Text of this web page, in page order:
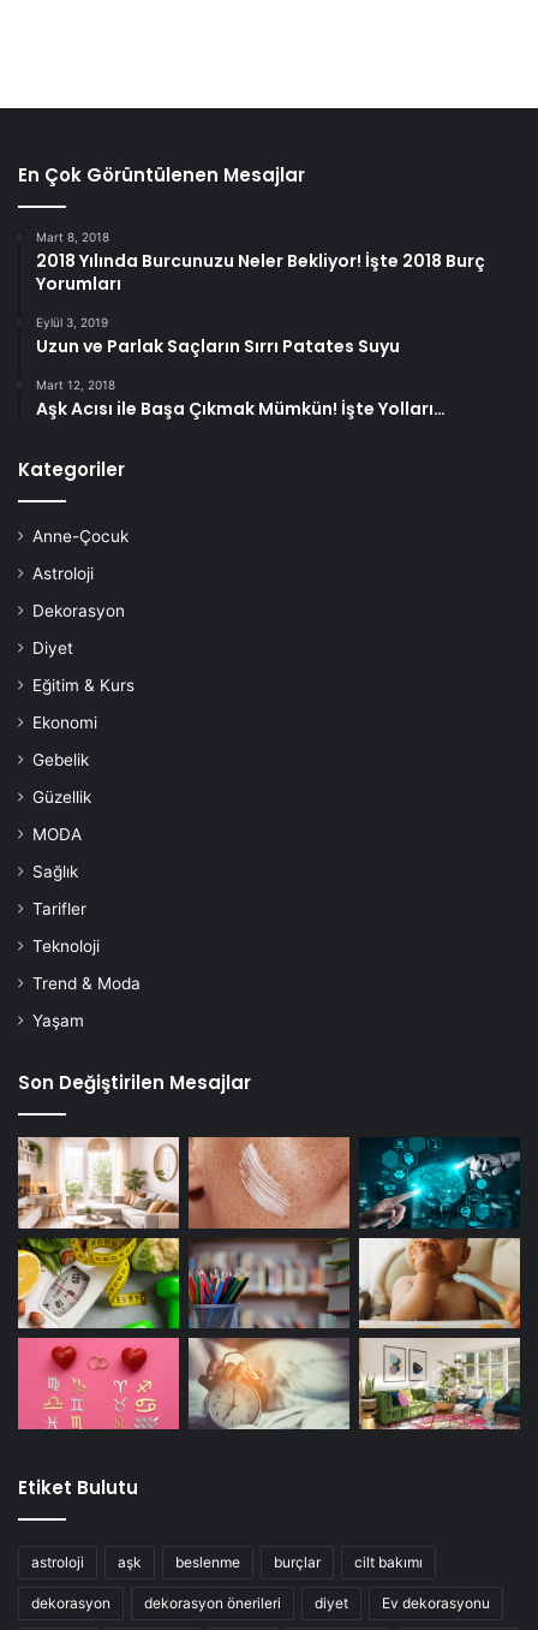
En Çok Görüntülenen Mesajlar
Mart 8, 2018
2018 Yılında Burcunuzu Neler Bekliyor! İşte 2018 Burç
Yorumları
Eylül 3, 2019
Uzun ve Parlak Saçların Sırrı Patates Suyu
Mart 12, 2018
Aşk Acısı ile Başa Çıkmak Mümkün! İşte Yolları…
Kategoriler
Anne-Çocuk
Astroloji
Dekorasyon
Diyet
Eğitim & Kurs
Ekonomi
Gebelik
Güzellik
MODA
Sağlık
Tarifler
Teknoloji
Trend & Moda
Yaşam
Son Değiştirilen Mesajlar
Etiket Bulutu
astroloji aşk beslenme burçlar cilt bakımı
dekorasyon dekorasyon önerileri diyet Ev dekorasyonu